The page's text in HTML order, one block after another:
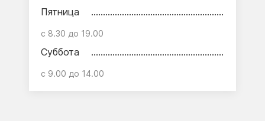
Пятница
с 8.30 до 19.00
Суббота
с 9.00 до 14.00